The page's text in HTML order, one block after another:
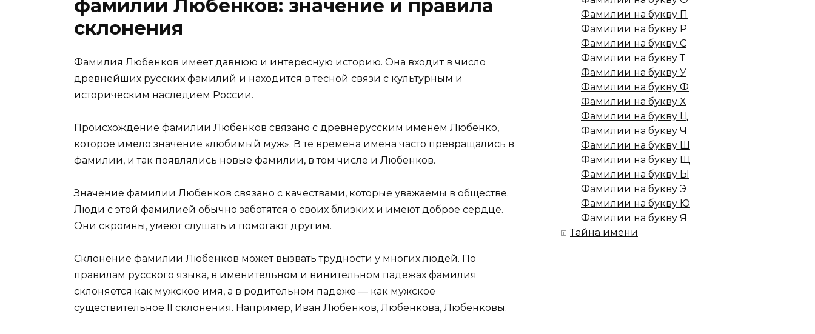
фамилии Любенков: значение и правила
склонения
Фамилия Любенков имеет давнюю и интересную историю. Она входит в число
древнейших русских фамилий и находится в тесной связи с культурным и
историческим наследием России.
Происхождение фамилии Любенков связано с древнерусским именем Любенко,
которое имело значение «любимый муж». В те времена имена часто превращались в
фамилии, и так появлялись новые фамилии, в том числе и Любенков.
Значение фамилии Любенков связано с качествами, которые уважаемы в обществе.
Люди с этой фамилией обычно заботятся о своих близких и имеют доброе сердце.
Они скромны, умеют слушать и помогают другим.
Склонение фамилии Любенков может вызвать трудности у многих людей. По
правилам русского языка, в именительном и винительном падежах фамилия
склоняется как мужское имя, а в родительном падеже — как мужское
существительное II склонения. Например, Иван Любенков, Любенкова, Любенковы.
Фамилии на букву П
Фамилии на букву Р
Фамилии на букву С
Фамилии на букву Т
Фамилии на букву У
Фамилии на букву Ф
Фамилии на букву Х
Фамилии на букву Ц
Фамилии на букву Ч
Фамилии на букву Ш
Фамилии на букву Щ
Фамилии на букву Ы
Фамилии на букву Э
Фамилии на букву Ю
Фамилии на букву Я
Тайна имени